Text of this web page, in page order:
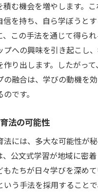
描く学びのビジョン
モールステップで目指す
積む機会を増やします。こ
信を持ち、自ら学ぼうと
この手法を通じて得ら
プへの興味を引き起こし
り出します。したがっ
の融合は、学びの動機を
です。
法の可能性
には、多大な可能性が
、公文式学習が地域に密
たちが日々学びを深めて
いう手法を採用すること